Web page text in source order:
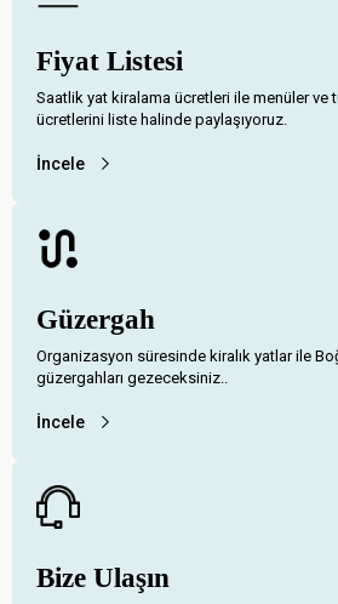
Fiyat Listesi
Saatlik yat kiralama ücretleri ile menüler ve
ücretlerini liste halinde paylaşıyoruz.
İncele
Güzergah
Organizasyon süresinde kiralık yatlar ile
güzergahları gezeceksiniz..
İncele
Bize Ulaşın